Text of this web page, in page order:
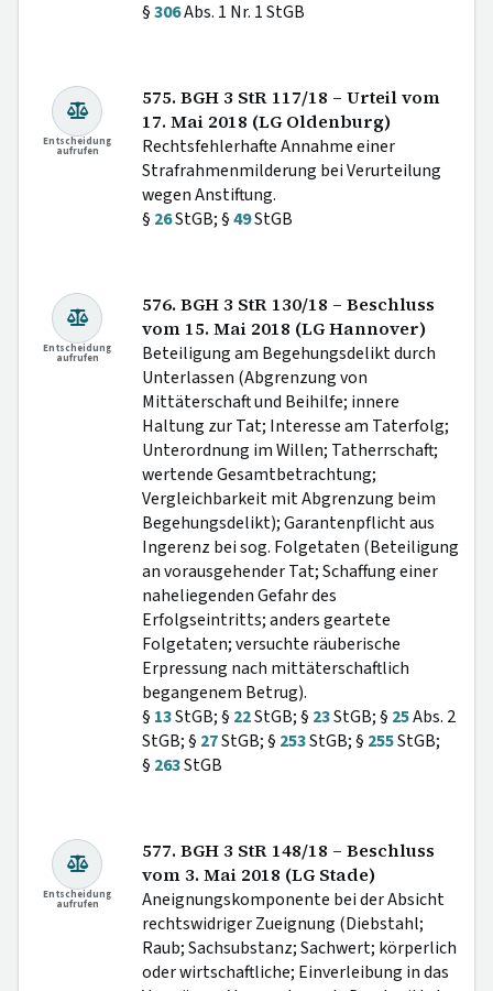
§306Abs. 1 Nr. 1 StGB
Entscheidung
aufrufen
575. BGH 3 StR 117/18 – Urteil vom
17. Mai 2018 (LG Oldenburg)
Rechtsfehlerhafte Annahme einer
Strafrahmenmilderung bei Verurteilung
wegen Anstiftung.
§ 26StGB; §49StGB
Entscheidung
aufrufen
576. BGH 3 StR 130/18 – Beschluss
vom 15. Mai 2018 (LG Hannover)
Beteiligung am Begehungsdelikt durch
Unterlassen (Abgrenzung von
Mittäterschaft und Beihilfe; innere
Haltung zur Tat; Interesse am Taterfolg;
Unterordnung im Willen; Tatherrschaft;
wertende Gesamtbetrachtung;
Vergleichbarkeit mit Abgrenzung beim
Begehungsdelikt); Garantenpflicht aus
Ingerenz bei sog. Folgetaten (Beteiligung
an vorausgehender Tat; Schaffung einer
naheliegenden Gefahr des
Erfolgseintritts; anders geartete
Folgetaten; versuchte räuberische
Erpressung nach mittäterschaftlich
begangenem Betrug).
§ 13StGB; § 22StGB; § 23StGB; § 25Abs. 2
StGB; § 27StGB; § 253StGB; § 255StGB;
§ 263StGB
Entscheidung
aufrufen
577. BGH 3 StR 148/18 – Beschluss
vom 3. Mai 2018 (LG Stade)
Aneignungskomponente bei der Absicht
rechtswidriger Zueignung (Diebstahl;
Raub; Sachsubstanz; Sachwert; körperlich
oder wirtschaftliche; Einverleibung in das